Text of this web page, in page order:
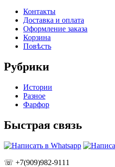
Контакты
Доставка и оплата
Оформление заказа
Корзина
Повѣсть
Рубрики
Истории
Разное
Фарфор
Быстрая связь
☏ +7(909)982-9111